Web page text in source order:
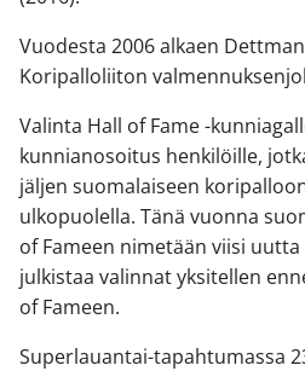
Vuodesta 2006 alkaen
Koripalloliiton
Valinta Hall of Fame -
kunnianosoitus henkilöille,
jäljen suomalaiseen
ulkopuolella. Tänä vuonna
of Fameen nimetään viisi
julkistaa valinnat yksitellen
of Fameen.
Superlauantai-tapahtumassa